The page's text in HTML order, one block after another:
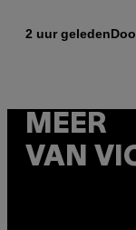
2 uur geleden
MEER
VAN